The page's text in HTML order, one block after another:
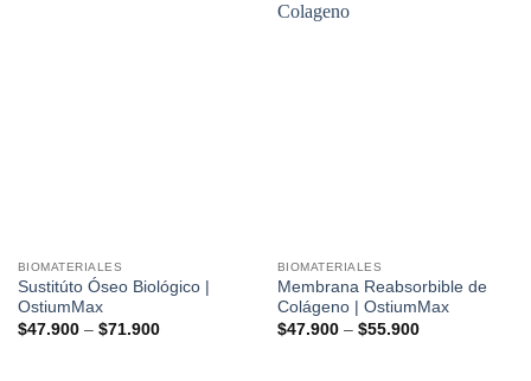
BIOMATERIALES
Sustitúto Óseo Biológico |
OstiumMax
$47.900– $71.900
BIOMATERIALES
Membrana Reabsorbible de
Colágeno | OstiumMax
$47.900– $55.900